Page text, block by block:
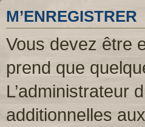
M’ENREGISTRER
Vous devez être
prend que
L’administrateur
additionnelles